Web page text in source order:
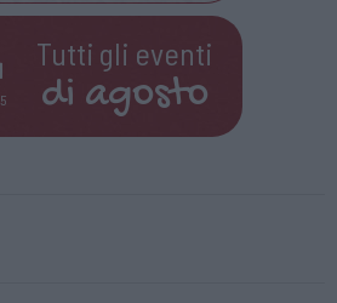
Tutti gli eventi
di agosto